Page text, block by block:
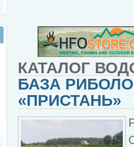
КАТАЛОГ
БАЗА
«ПРИСТАНЬ»